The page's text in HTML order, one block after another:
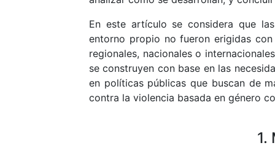
En este artículo se considera que
entorno propio no fueron erigidas
regionales, nacionales o
se construyen con base en las
en políticas públicas que buscan de
contra la violencia basada en género
1.